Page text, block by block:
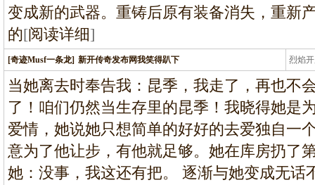
变成新的武器。重铸后原有装备消失，重新
的[阅读详细]
[奇迹Musf一条龙] 新开传奇发布网我笑得趴下 烈焰
龙
当她离去时奉告我：昆季，我走了，再也不
了！咱们仍然当生存里的昆季！我晓得她是
爱情，她说她只想简单的好好的去爱独自一
意为了他让步，有他就足够。她在库房扔了
她：没事，我这还有把。 逐渐与她变成无话